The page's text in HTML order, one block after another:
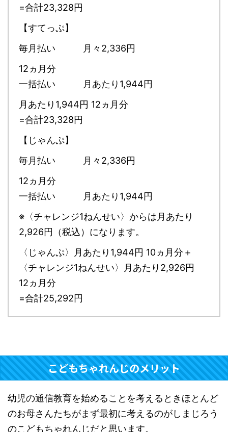
=合計23,328円
【すてっぷ】
毎月払い 月々2,336円
12ヵ月分
一括払い 月あたり1,944円
月あたり1,944円 12ヵ月分
=合計23,328円
【じゃんぷ】
毎月払い 月々2,336円
12ヵ月分
一括払い 月あたり1,944円
※〈チャレンジ1ねんせい〉からは月あたり
2,926円（税込）になります。
〈じゃんぷ〉月あたり1,944円 10ヵ月分＋
〈チャレンジ1ねんせい〉月あたり2,926円
12ヵ月分
=合計25,292円
こどもちゃれんじのメリット
幼児の通信教育を始めることを考えるときほとんど
のお母さんたちがまず最初に考えるのがしまじろう
のこどもちゃれんじだと思います。